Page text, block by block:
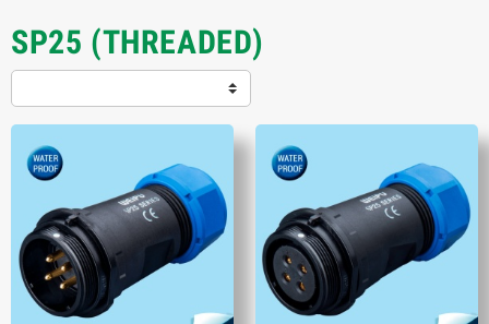
SP25 (THREADED)